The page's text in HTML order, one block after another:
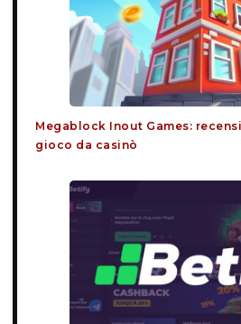
Megablock Inout Games:
gioco da casinò